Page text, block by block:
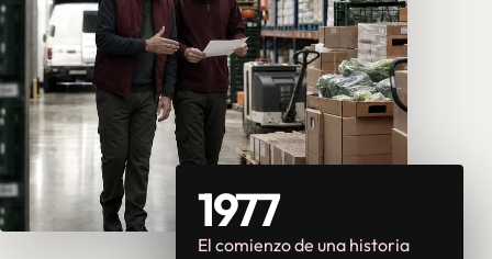
1977
El comienzo de una historia